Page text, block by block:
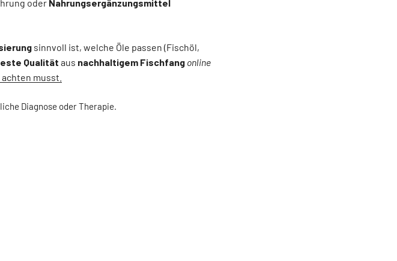
oder Nahrungsergänzungsmittel
sinnvoll ist, welche Öle passen (Fischöl,
Qualität aus nachhaltigem Fischfang online
musst.
Diagnose oder Therapie.